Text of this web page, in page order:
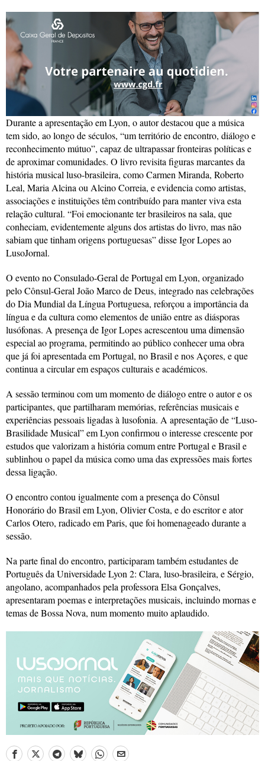
Durante a apresentação em Lyon, o autor destacou que a música
tem sido, ao longo de séculos, “um território de encontro, diálogo e
reconhecimento mútuo”, capaz de ultrapassar fronteiras políticas e
de aproximar comunidades. O livro revisita figuras marcantes da
história musical luso-brasileira, como Carmen Miranda, Roberto
Leal, Maria Alcina ou Alcino Correia, e evidencia como artistas,
associações e instituições têm contribuído para manter viva esta
relação cultural. “Foi emocionante ter brasileiros na sala, que
conheciam, evidentemente alguns dos artistas do livro, mas não
sabiam que tinham origens portuguesas” disse Igor Lopes ao
LusoJornal.
O evento no Consulado-Geral de Portugal em Lyon, organizado
pelo Cônsul-Geral João Marco de Deus, integrado nas celebrações
do Dia Mundial da Língua Portuguesa, reforçou a importância da
língua e da cultura como elementos de união entre as diásporas
lusófonas. A presença de Igor Lopes acrescentou uma dimensão
especial ao programa, permitindo ao público conhecer uma obra
que já foi apresentada em Portugal, no Brasil e nos Açores, e que
continua a circular em espaços culturais e académicos.
A sessão terminou com um momento de diálogo entre o autor e os
participantes, que partilharam memórias, referências musicais e
experiências pessoais ligadas à lusofonia. A apresentação de “Luso-
Brasilidade Musical” em Lyon confirmou o interesse crescente por
estudos que valorizam a história comum entre Portugal e Brasil e
sublinhou o papel da música como uma das expressões mais fortes
dessa ligação.
O encontro contou igualmente com a presença do Cônsul
Honorário do Brasil em Lyon, Olivier Costa, e do escritor e ator
Carlos Otero, radicado em Paris, que foi homenageado durante a
sessão.
Na parte final do encontro, participaram também estudantes de
Português da Universidade Lyon 2: Clara, luso-brasileira, e Sérgio,
angolano, acompanhados pela professora Elsa Gonçalves,
apresentaram poemas e interpretações musicais, incluindo mornas e
temas de Bossa Nova, num momento muito aplaudido.